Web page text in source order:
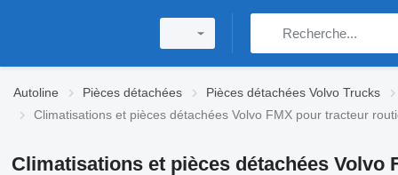
Autoline Pièces détachées Pièces détachées Volvo Trucks
Climatisations et pièces détachées Volvo FMX pour tracteur
Climatisations et pièces détachées Volvo